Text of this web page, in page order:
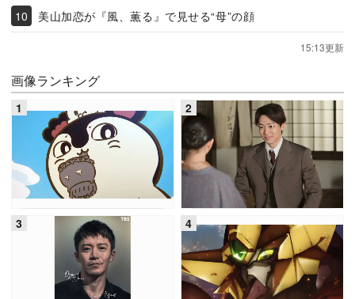
美山加恋が『風、薫る』で見せる“母”の顔
15:13更新
画像ランキング